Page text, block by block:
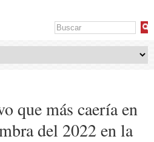
que más caería en
del 2022 en la